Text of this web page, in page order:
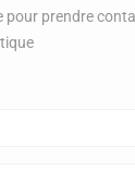
pour prendre